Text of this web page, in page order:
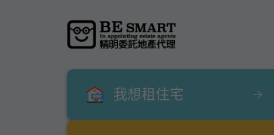
我想租住宅